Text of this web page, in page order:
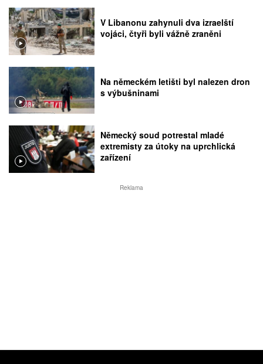
V Libanonu zahynuli dva izraelští
vojáci, čtyři byli vážně zraněni
Na německém letišti byl nalezen dron
s výbušninami
Německý soud potrestal mladé
extremisty za útoky na uprchlická
zařízení
Reklama